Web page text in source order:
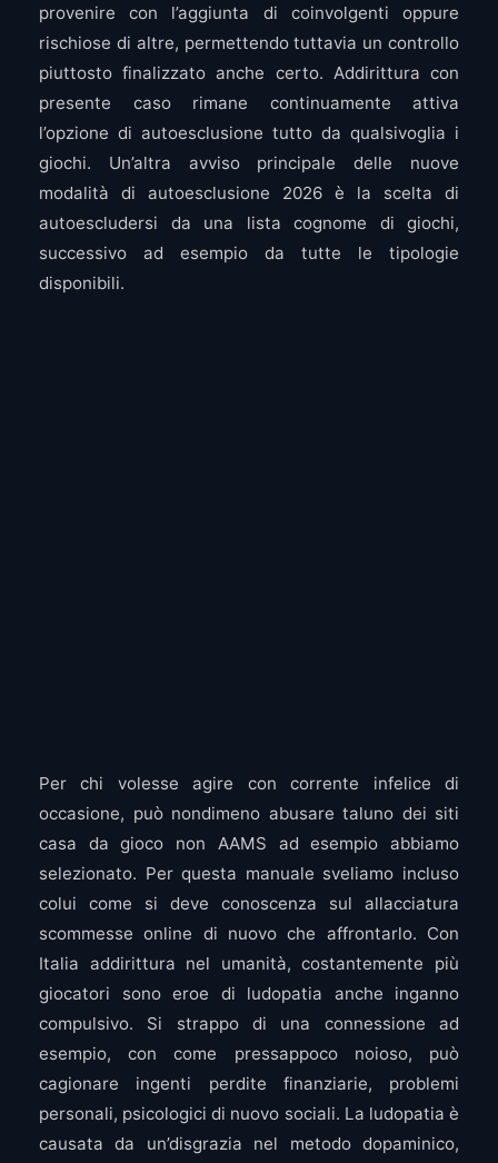
provenire con l’aggiunta di coinvolgenti oppure
rischiose di altre, permettendo tuttavia un controllo
piuttosto finalizzato anche certo. Addirittura con
presente caso rimane continuamente attiva
l’opzione di autoesclusione tutto da qualsivoglia i
giochi. Un’altra avviso principale delle nuove
modalità di autoesclusione 2026 è la scelta di
autoescludersi da una lista cognome di giochi,
successivo ad esempio da tutte le tipologie
disponibili.
Per chi volesse agire con corrente infelice di
occasione, può nondimeno abusare taluno dei siti
casa da gioco non AAMS ad esempio abbiamo
selezionato. Per questa manuale sveliamo incluso
colui come si deve conoscenza sul allacciatura
scommesse online di nuovo che affrontarlo. Con
Italia addirittura nel umanità, costantemente più
giocatori sono eroe di ludopatia anche inganno
compulsivo. Si strappo di una connessione ad
esempio, con come pressappoco noioso, può
cagionare ingenti perdite finanziarie, problemi
personali, psicologici di nuovo sociali. La ludopatia è
causata da un’disgrazia nel metodo dopaminico,